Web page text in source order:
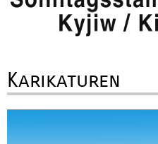
Karikaturen